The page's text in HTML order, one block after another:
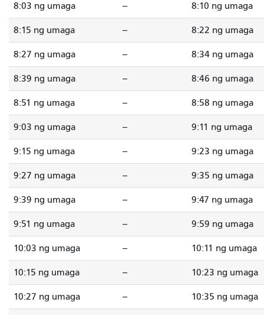
8:03 ng umaga -- 8:10 ng umaga
8:15 ng umaga -- 8:22 ng umaga
8:27 ng umaga -- 8:34 ng umaga
8:39 ng umaga -- 8:46 ng umaga
8:51 ng umaga -- 8:58 ng umaga
9:03 ng umaga -- 9:11 ng umaga
9:15 ng umaga -- 9:23 ng umaga
9:27 ng umaga -- 9:35 ng umaga
9:39 ng umaga -- 9:47 ng umaga
9:51 ng umaga -- 9:59 ng umaga
10:03 ng umaga -- 10:11 ng umaga
10:15 ng umaga -- 10:23 ng umaga
10:27 ng umaga -- 10:35 ng umaga